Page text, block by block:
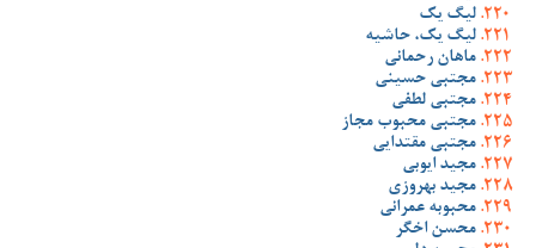
لیگ یک
لیگ یک، حاشیه
ماهان رحمانی
مجتبی حسینی
مجتبی لطفی
مجتبی محبوب مجاز
مجتبی مقتدایی
مجید ایوبی
مجید بهروزی
محبوبه عمرانی
محسن اخگر